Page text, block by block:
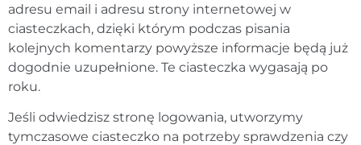
adresu email i adresu strony internetowej w
ciasteczkach, dzięki którym podczas pisania
kolejnych komentarzy powyższe informacje będą już
dogodnie uzupełnione. Te ciasteczka wygasają po
roku.
Jeśli odwiedzisz stronę logowania, utworzymy
tymczasowe ciasteczko na potrzeby sprawdzenia czy